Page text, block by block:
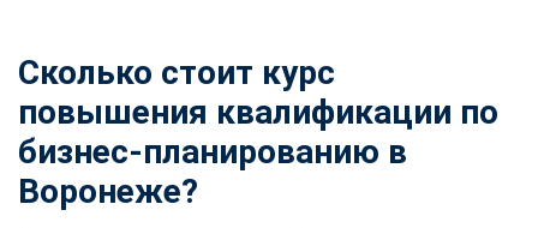
Сколько стоит курс
повышения квалификации по
бизнес-планированию в
Воронеже?